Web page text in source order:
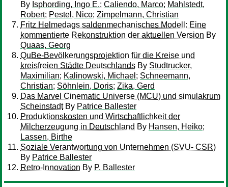
By Isphording, Ingo E.; Caliendo, Marco; Mahlstedt,
Robert; Pestel, Nico; Zimpelmann, Christian
Fritz Helmedags saldenmechanisches Modell: Eine
kommentierte Rekonstruktion der aktuellen Version By
Quaas, Georg
QuBe-Bevölkerungsprojektion für die Kreise und
kreisfreien Städte Deutschlands By Studtrucker,
Maximilian; Kalinowski, Michael ; Schneemann,
Christian; Söhnlein, Doris; Zika, Gerd
Das Marvel Cinematic Universe (MCU) und simulakrum
ScheinstadtBy Patrice Ballester
Produktionskosten und Wirtschaftlichkeit der
Milcherzeugung in Deutschland By Hansen, Heiko;
Lassen, Birthe
Soziale Verantwortung von Unternehmen (SVU- CSR)
By Patrice Ballester
Retro-Innovation By P. Ballester